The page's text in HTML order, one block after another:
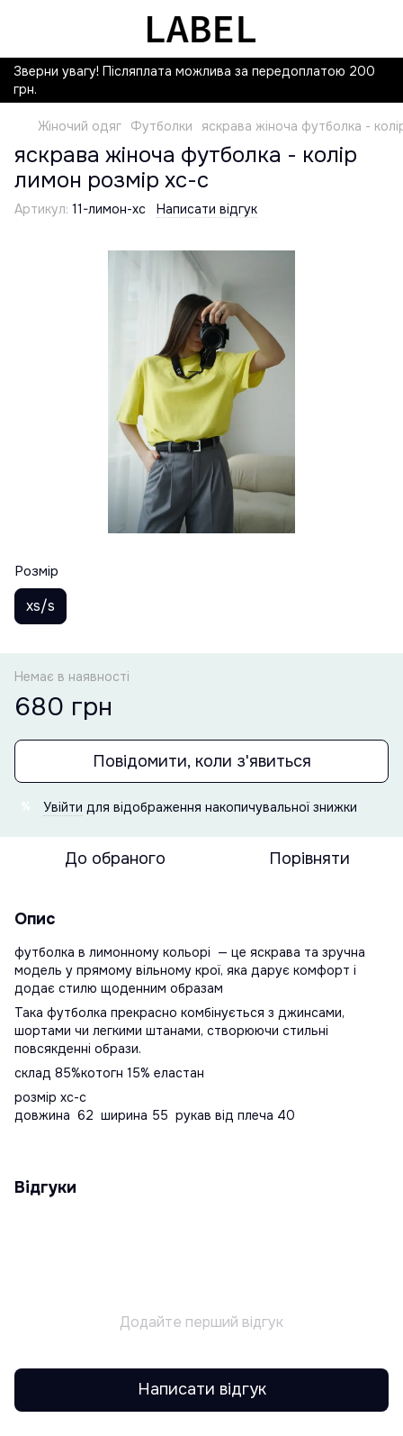
Зверни увагу! Післяплата можлива за передоплатою 200
грн.
Жіночий одяг Футболки яскрава жіноча футболка -
яскрава жіноча футболка - колір
лимон розмір хс-с
Артикул: 11-лимон-хс Написати відгук
Розмір
xs/s
Немає в наявності
680 грн
Повідомити, коли з'явиться
Увійти для відображення накопичувальної знижки
До обраного Порівняти
Опис
футболка в лимонному кольорі — це яскрава та зручна
модель у прямому вільному крої, яка дарує комфорт і
додає стилю щоденним образам
Така футболка прекрасно комбінується з джинсами,
шортами чи легкими штанами, створюючи стильні
повсякденні образи.
склад 85%котогн 15% еластан
розмір хс-с
довжина 62 ширина 55 рукав від плеча 40
Відгуки
Додайте перший відгук
Написати відгук